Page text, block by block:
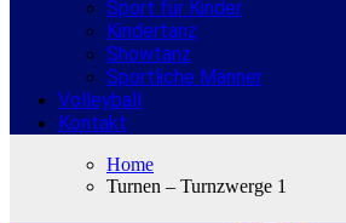
Sport für Kinder
Kindertanz
Showtanz
Sportliche Männer
Volleyball
Kontakt
Home
Turnen – Turnzwerge 1